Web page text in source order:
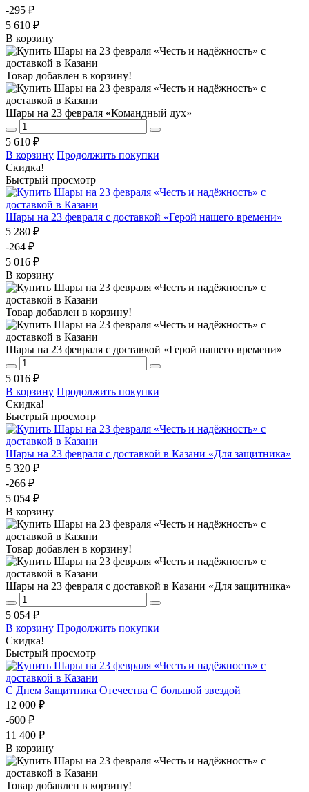
-295 ₽
5 610 ₽
В корзину
Товар добавлен в корзину!
Шары на 23 февраля «Командный дух»
5 610 ₽
В корзину Продолжить покупки
Скидка!
Быстрый просмотр
Шары на 23 февраля с доставкой «Герой нашего времени»
5 280 ₽
-264 ₽
5 016 ₽
В корзину
Товар добавлен в корзину!
Шары на 23 февраля с доставкой «Герой нашего времени»
5 016 ₽
В корзину Продолжить покупки
Скидка!
Быстрый просмотр
Шары на 23 февраля с доставкой в Казани «Для защитника»
5 320 ₽
-266 ₽
5 054 ₽
В корзину
Товар добавлен в корзину!
Шары на 23 февраля с доставкой в Казани «Для защитника»
5 054 ₽
В корзину Продолжить покупки
Скидка!
Быстрый просмотр
С Днем Защитника Отечества С большой звездой
12 000 ₽
-600 ₽
11 400 ₽
В корзину
Товар добавлен в корзину!